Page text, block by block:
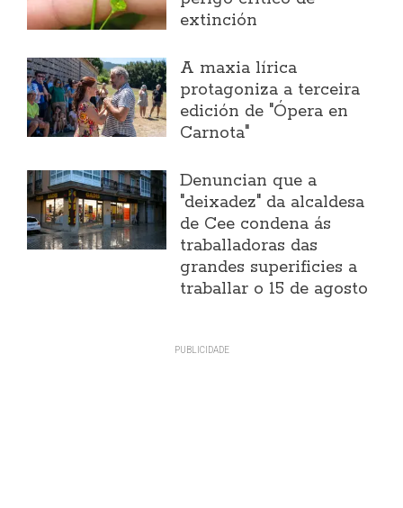
extinción
A maxia lírica
protagoniza a terceira
edición de "Ópera en
Carnota"
Denuncian que a
"deixadez" da alcaldesa
de Cee condena ás
traballadoras das
grandes superificies a
traballar o 15 de agosto